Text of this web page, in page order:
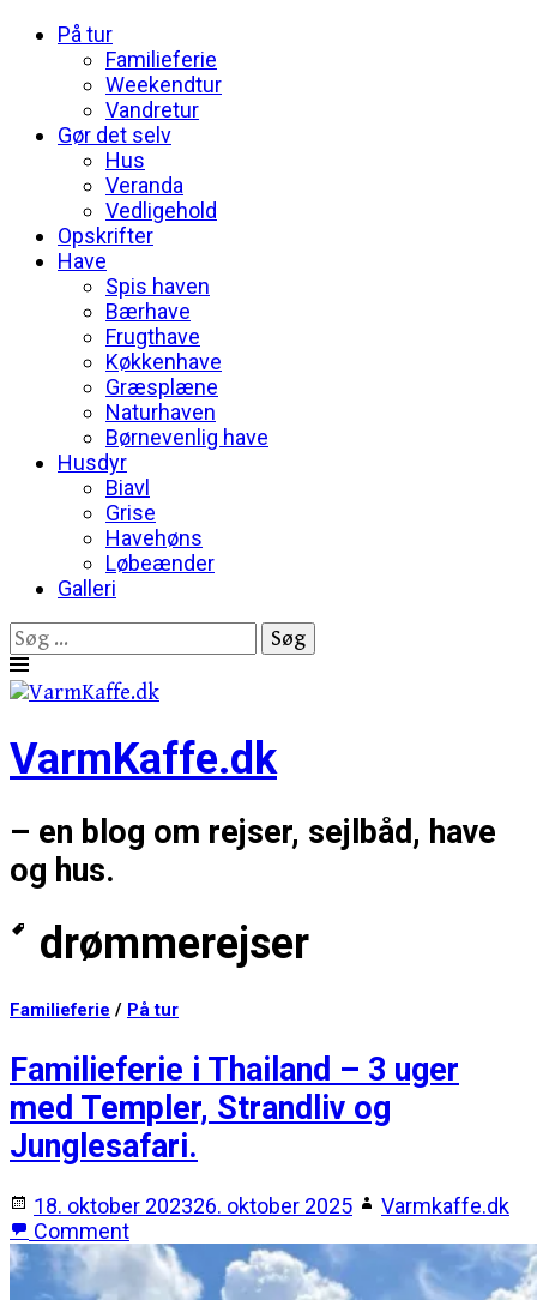
På tur
Familieferie
Weekendtur
Vandretur
Gør det selv
Hus
Veranda
Vedligehold
Opskrifter
Have
Spis haven
Bærhave
Frugthave
Køkkenhave
Græsplæne
Naturhaven
Børnevenlig have
Husdyr
Biavl
Grise
Havehøns
Løbeænder
Galleri
Søg
efter:
Skip
content
VarmKaffe.dk
– en blog om rejser, sejlbåd, have
og hus.
drømmerejser
Familieferie / På tur
Familieferie i Thailand – 3 uger
med Templer, Strandliv og
Junglesafari.
18. oktober 202326. oktober 2025
Varmkaffe.dk
Comment